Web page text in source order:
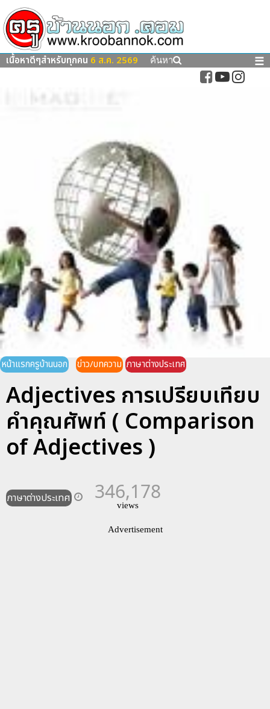
เนื้อหาดีๆสำหรับทุกคน 6 ส.ค. 2569 ค้นหา ☰
หน้าแรกครูบ้านนอก ข่าว/บทความ ภาษาต่างประเทศ
Adjectives การเปรียบเทียบ
คำคุณศัพท์ ( Comparison
of Adjectives )
ภาษาต่างประเทศ 346,178
views
Advertisement